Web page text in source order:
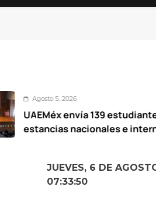
envía 139 estudiantes a
nacionales e internacionales
JUEVES, 6 DE
07:33:51